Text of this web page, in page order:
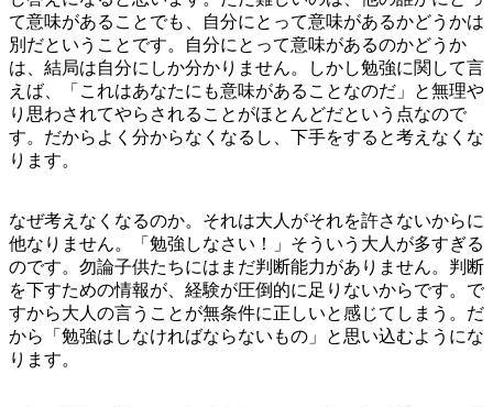
て意味があることでも、自分にとって意味があるかどうかは
別だということです。自分にとって意味があるのかどうか
は、結局は自分にしか分かりません。しかし勉強に関して言
えば、「これはあなたにも意味があることなのだ」と無理や
り思わされてやらされることがほとんどだという点なので
す。だからよく分からなくなるし、下手をすると考えなくな
ります。
なぜ考えなくなるのか。それは大人がそれを許さないからに
他なりません。「勉強しなさい！」そういう大人が多すぎる
のです。勿論子供たちにはまだ判断能力がありません。判断
を下すための情報が、経験が圧倒的に足りないからです。で
すから大人の言うことが無条件に正しいと感じてしまう。だ
から「勉強はしなければならないもの」と思い込むようにな
ります。